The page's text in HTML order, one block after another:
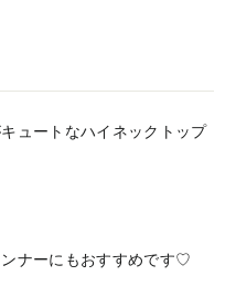
ュートなハイネックトップ
ナーにもおすすめです♡